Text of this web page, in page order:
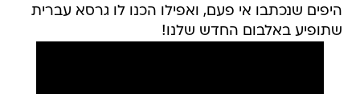
היפים שנכתבו אי פעם, ואפילו הכנו לו גרסא עברית
שתופיע באלבום החדש שלנו!